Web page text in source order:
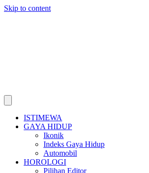
Skip to content
ISTIMEWA
GAYA HIDUP
Ikonik
Indeks Gaya Hidup
Automobil
HOROLOGI
Pilihan Editor